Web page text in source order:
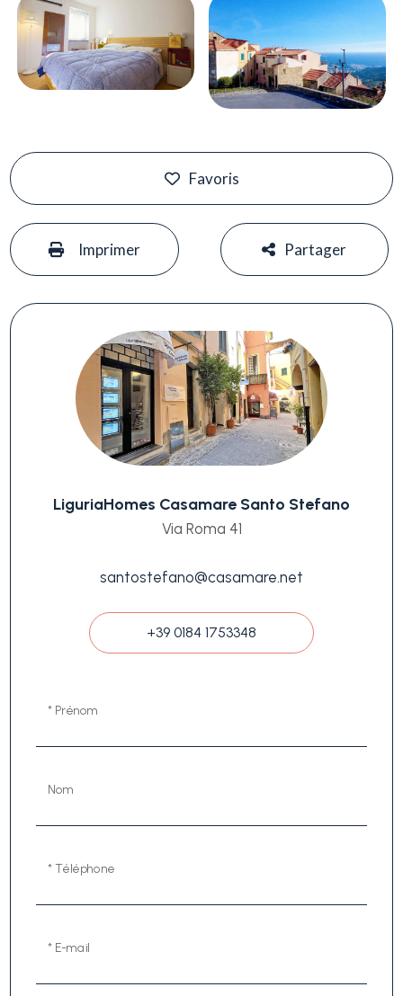
Favoris
Imprimer Partager
LiguriaHomes Casamare Santo Stefano
Via Roma 41
santostefano@casamare.net
+39 0184 1753348
* Prénom
Nom
* Téléphone
* E-mail